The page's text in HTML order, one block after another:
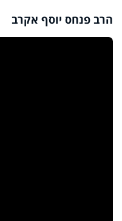
הרב פנחס יוסף אקרב